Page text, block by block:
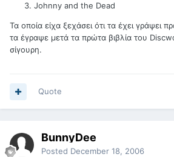
Johnny and the Dead
Τα οποία είχα ξεχάσει ότι τα έχει γράψει
τα έγραψε μετά τα πρώτα βιβλία του
σίγουρη.
Quote
BunnyDee
Posted December 18, 2006